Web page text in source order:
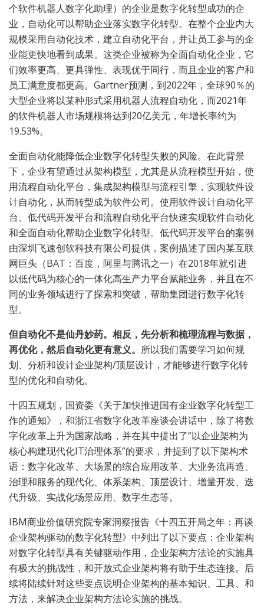
个软件机器人数字化助理）的企业是数字化转型成功的企
业，自动化可以帮助企业落实数字化转型。在整个企业内大
规模采用自动化技术，建立自动化平台，并让员工参与的企
业能更快地看到成果。这类企业被称为全面自动化企业，它
们效率更高、更具弹性、表现优于同行，而且企业的客户和
员工满意度都更高。Gartner预测，到2022年，全球90％的
大型企业将以某种形式采用机器人流程自动化，而2021年
的软件机器人市场规模将达到20亿美元，年增长率约为
19.53%。
全面自动化能降低企业数字化转型失败的风险。在此背景
下，企业有望通过从架构模型，尤其是从流程模型开始，使
用流程自动化平台，集成架构模型与流程引擎，实现软件设
计自动化，从而转型成为软件公司。使用软件设计自动化平
台、低代码开发平台和流程自动化平台快速实现软件自动化
和全面自动化帮助企业数字化转型。低代码开发平台的案例
由深圳飞速创软科技有限公司提供，案例描述了国内某互联
网巨头（BAT：百度，阿里与腾讯之一）在2018年就引进
以低代码为核心的一体化高生产力平台赋能业务，并且在不
同的业务领域进行了探索和突破，帮助集团进行数字化转
型。
但自动化不是仙丹妙药。 相反，先分析和梳理流程与数据，
再优化，然后自动化更有意义。 所以我们需要学习如何规
划、分析和设计企业架构/顶层设计，才能够进行数字化转
型的优化和自动化。
十四五规划，国资委《关于加快推进国有企业数字化转型工
作的通知》，和浙江省数字化改革座谈会讲话中，除了将数
字化改革上升为国家战略，并在其中提出了“以企业架构为
核心构建现代化IT治理体系”的要求，并提到了以下架构术
语：数字化改革、大场景的综合应用改革、大业务流再造、
治理和服务的现代化、体系架构、顶层设计、增量开发、迭
代升级、实战化场景应用、数字生态等。
IBM商业价值研究院专家洞察报告《十四五开局之年：再谈
企业架构驱动的数字化转型》中列出了以下要点：企业架构
对数字化转型具有关键驱动作用，企业架构方法论的实施具
有极大的挑战性，和开放式企业架构将有助于生态连接。后
续将陆续针对这些要点说明企业架构的基本知识、工具、和
方法，来解决企业架构方法论实施的挑战。